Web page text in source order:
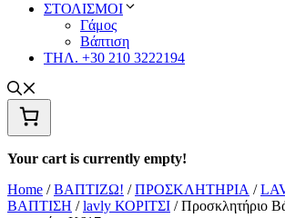
ΣΤΟΛΙΣΜΟΙ
Γάμος
Βάπτιση
ΤΗΛ. +30 210 3222194
Your cart is currently empty!
Home /ΒΑΠΤΙΖΩ! /ΠΡΟΣΚΛΗΤΗΡΙΑ /
ΒΑΠΤΙΣΗ /lavly ΚΟΡΙΤΣΙ / Προσκλητήριο